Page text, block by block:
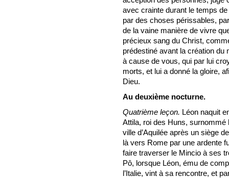
avec crainte durant le temps
par des choses périssables,
de la vaine manière de vivre
précieux sang du Christ,
prédestiné avant la création
à cause de vous, qui par lui
morts, et lui a donné la gloire,
Dieu.
Au deuxième nocturne.
Quatrième leçon. Léon naquit
Attila, roi des Huns, surnommé
ville d’Aquilée après un siège
là vers Rome par une ardente
faire traverser le Mincio à ses
Pô, lorsque Léon, ému de
l’Italie, vint à sa rencontre, et